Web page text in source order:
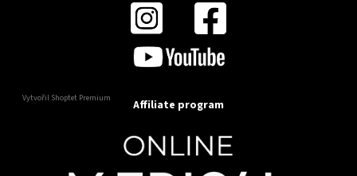
Vytvořil Shoptet Premium Affiliate program